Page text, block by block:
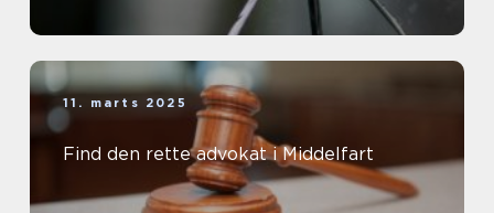
11. marts 2025
Find den rette advokat i Middelfart